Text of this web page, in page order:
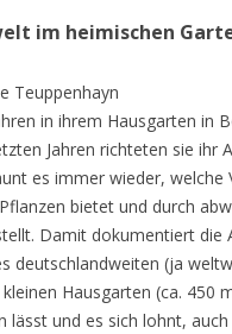
im heimischen
Teuppenhayn
in ihrem Hausgarten in
Jahren richteten sie ihr
es immer wieder,
bietet und durch
Damit dokumentiert die
deutschlandweiten (ja
Hausgarten (ca. 450
lässt und es sich lohnt,